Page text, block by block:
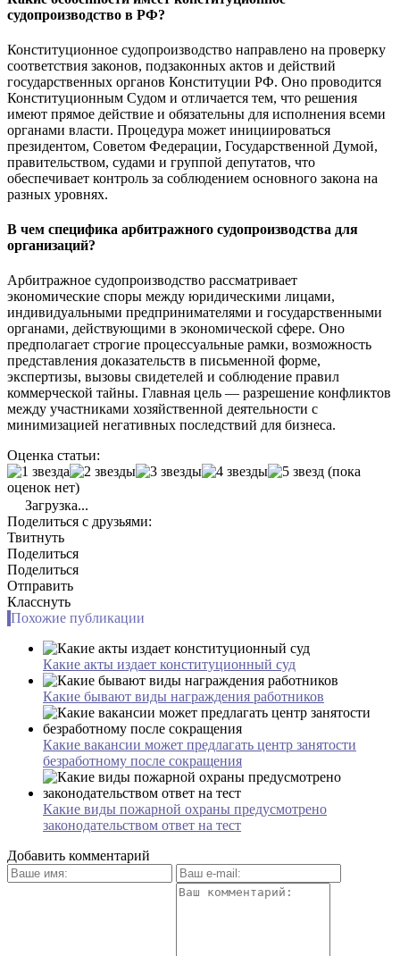
судопроизводство в РФ?
Конституционное судопроизводство направлено на проверку
соответствия законов, подзаконных актов и действий
государственных органов Конституции РФ. Оно проводится
Конституционным Судом и отличается тем, что решения
имеют прямое действие и обязательны для исполнения всеми
органами власти. Процедура может инициироваться
президентом, Советом Федерации, Государственной Думой,
правительством, судами и группой депутатов, что
обеспечивает контроль за соблюдением основного закона на
разных уровнях.
В чем специфика арбитражного судопроизводства для
организаций?
Арбитражное судопроизводство рассматривает
экономические споры между юридическими лицами,
индивидуальными предпринимателями и государственными
органами, действующими в экономической сфере. Оно
предполагает строгие процессуальные рамки, возможность
представления доказательств в письменной форме,
экспертизы, вызовы свидетелей и соблюдение правил
коммерческой тайны. Главная цель — разрешение конфликтов
между участниками хозяйственной деятельности с
минимизацией негативных последствий для бизнеса.
Оценка статьи:
(пока
оценок нет)
Загрузка...
Поделиться с друзьями:
Твитнуть
Поделиться
Поделиться
Отправить
Класснуть
Похожие публикации
Какие акты издает конституционный суд
Какие бывают виды награждения работников
Какие вакансии может предлагать центр занятости
безработному после сокращения
Какие виды пожарной охраны предусмотрено
законодательством ответ на тест
Добавить комментарий